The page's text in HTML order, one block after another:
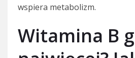
wspiera metabolizm.
Witamina B